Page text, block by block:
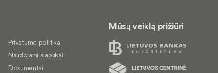
Privatumo politika
Naudojami slapukai
Dokumentai
Mūsų veiklą prižiūri